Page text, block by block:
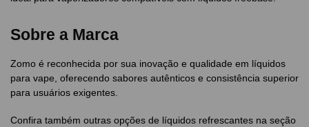
Sobre a Marca
Zomo é reconhecida por sua inovação e qualidade em líquidos
para vape, oferecendo sabores autênticos e consistência superior
para usuários exigentes.
Confira também outras opções de líquidos refrescantes na seção